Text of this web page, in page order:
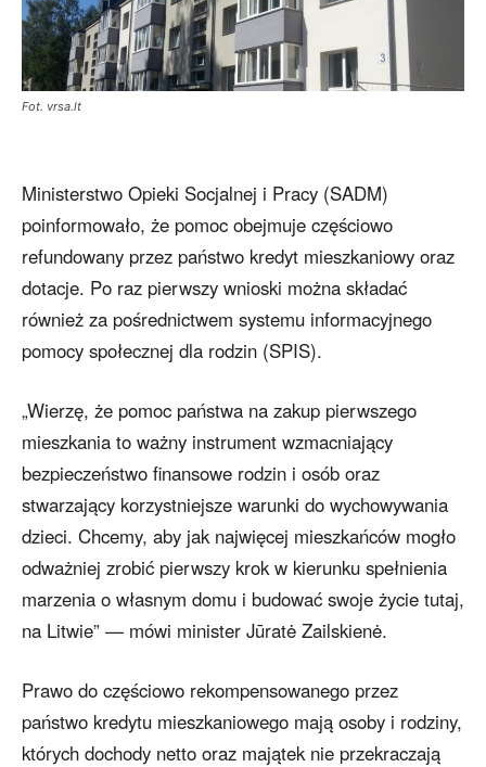
Fot. vrsa.lt
Ministerstwo Opieki Socjalnej i Pracy (SADM)
poinformowało, że pomoc obejmuje częściowo
refundowany przez państwo kredyt mieszkaniowy oraz
dotacje. Po raz pierwszy wnioski można składać
również za pośrednictwem systemu informacyjnego
pomocy społecznej dla rodzin (SPIS).
„Wierzę, że pomoc państwa na zakup pierwszego
mieszkania to ważny instrument wzmacniający
bezpieczeństwo finansowe rodzin i osób oraz
stwarzający korzystniejsze warunki do wychowywania
dzieci. Chcemy, aby jak najwięcej mieszkańców mogło
odważniej zrobić pierwszy krok w kierunku spełnienia
marzenia o własnym domu i budować swoje życie tutaj,
na Litwie” — mówi minister Jūratė Zailskienė.
Prawo do częściowo rekompensowanego przez
państwo kredytu mieszkaniowego mają osoby i rodziny,
których dochody netto oraz majątek nie przekraczają